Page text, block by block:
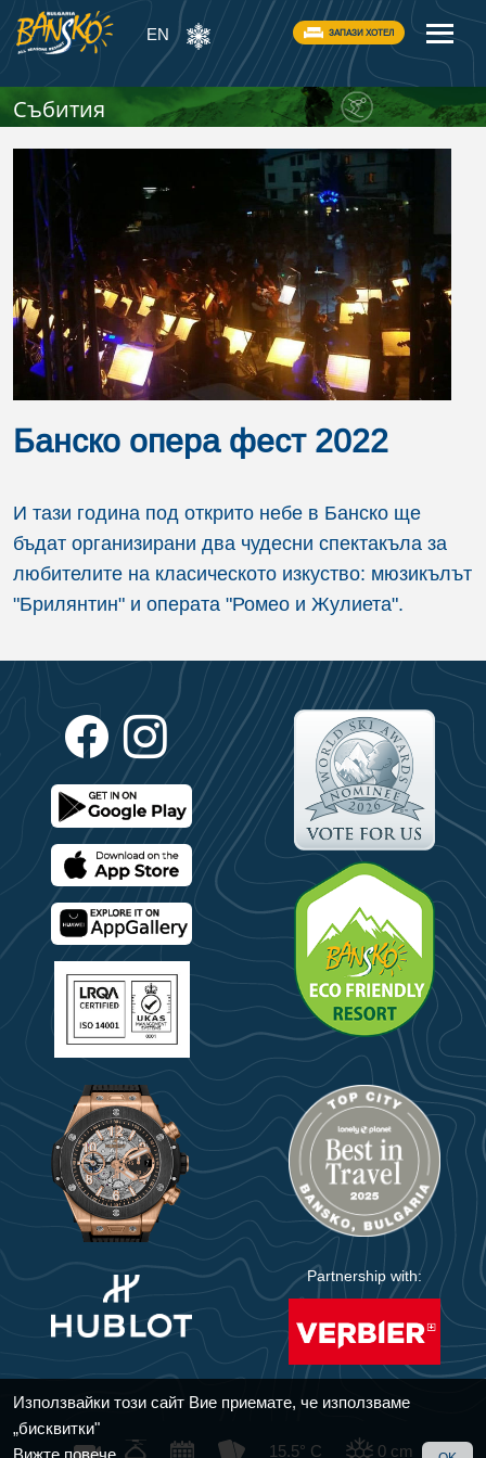
EN
15.5° C 0 cm
ЗАПАЗИ ХОТЕЛ
Събития
Банско опера фест 2022
И тази година под открито небе в Банско ще
бъдат организирани два чудесни спектакъла за
любителите на класическото изкуство: мюзикълът
"Брилянтин" и операта "Ромео и Жулиета".
Partnership with:
© 2018 - 2025 Bansko Handmade with care by KIWI
Използвайки този сайт Вие приемате, че използваме
„бисквитки"
Вижте повече